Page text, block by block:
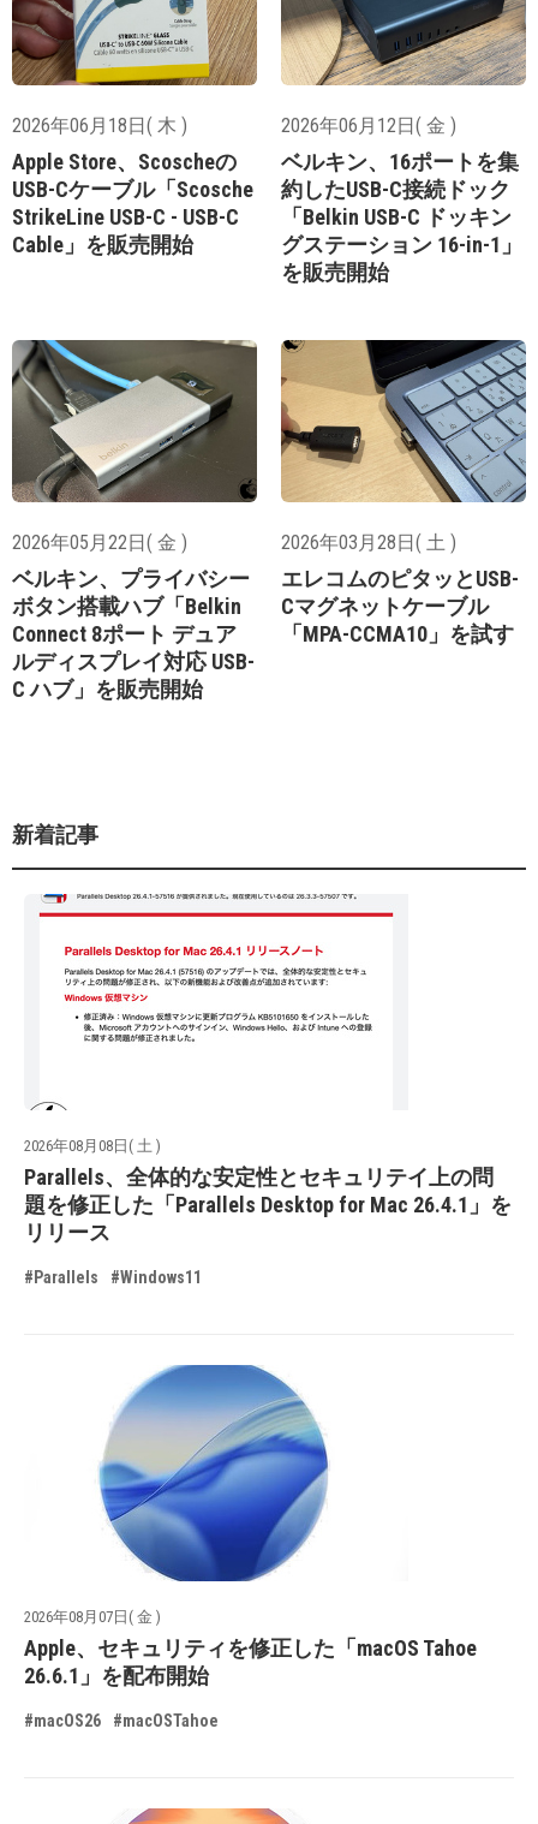
2026年06月18日( 木 )
Apple Store、Scoscheの
USB-Cケーブル「Scosche
StrikeLine USB-C - USB-C
Cable」を販売開始
2026年06月12日( 金 )
ベルキン、16ポートを集
約したUSB-C接続ドック
「Belkin USB-C ドッキン
グステーション 16-in-1」
を販売開始
2026年05月22日( 金 )
ベルキン、プライバシー
ボタン搭載ハブ「Belkin
Connect 8ポート デュア
ルディスプレイ対応 USB-
C ハブ」を販売開始
2026年03月28日( 土 )
エレコムのピタッとUSB-
Cマグネットケーブル
「MPA-CCMA10」を試す
新着記事
2026年08月08日( 土 )
Parallels、全体的な安定性とセキュリテイ上の問
題を修正した「Parallels Desktop for Mac 26.4.1」を
リリース
#Parallels #Windows11
2026年08月07日( 金 )
Apple、セキュリティを修正した「macOS Tahoe
26.6.1」を配布開始
#macOS26 #macOSTahoe